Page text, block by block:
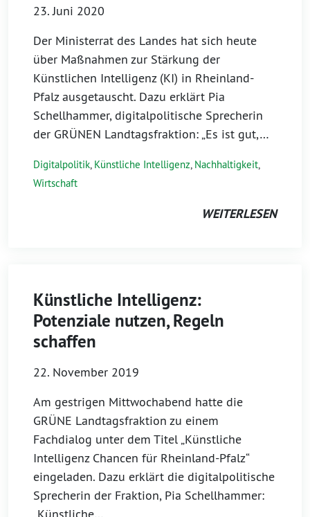
23. Juni 2020
Der Ministerrat des Landes hat sich heute
über Maßnahmen zur Stärkung der
Künstlichen Intelligenz (KI) in Rheinland-
Pfalz ausgetauscht. Dazu erklärt Pia
Schellhammer, digitalpolitische Sprecherin
der GRÜNEN Landtagsfraktion: „Es ist gut,…
Digitalpolitik, Künstliche Intelligenz, Nachhaltigkeit,
Wirtschaft
WEITERLESEN
Künstliche Intelligenz:
Potenziale nutzen, Regeln
schaffen
22. November 2019
Am gestrigen Mittwochabend hatte die
GRÜNE Landtagsfraktion zu einem
Fachdialog unter dem Titel „Künstliche
Intelligenz Chancen für Rheinland-Pfalz“
eingeladen. Dazu erklärt die digitalpolitische
Sprecherin der Fraktion, Pia Schellhammer: